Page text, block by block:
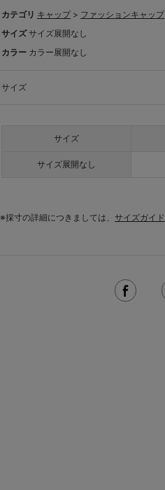
カテゴリ キャップ > ファッションキャップ
サイズ サイズ展開なし
カラー カラー展開なし
サイズ
サイズ
サイズ展開なし
※採寸の詳細につきましては、 サイズガイド